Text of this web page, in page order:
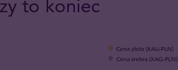
to koniec
Cena złota (XAU-PLN)
Cena srebra (XAG-PLN)